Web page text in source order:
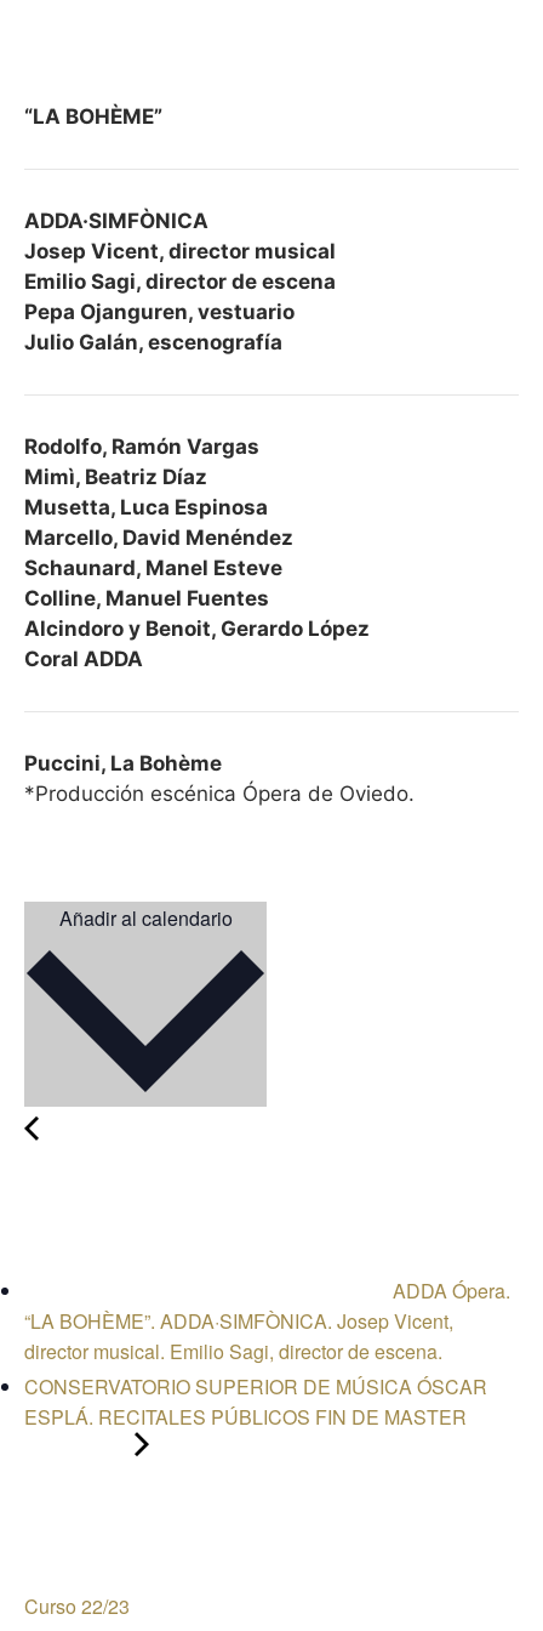
“LA BOHÈME”
ADDA·SIMFÒNICA
Josep Vicent, director musical
Emilio Sagi, director de escena
Pepa Ojanguren, vestuario
Julio Galán, escenografía
Rodolfo, Ramón Vargas
Mimì, Beatriz Díaz
Musetta, Luca Espinosa
Marcello, David Menéndez
Schaunard, Manel Esteve
Colline, Manuel Fuentes
Alcindoro y Benoit, Gerardo López
Coral ADDA
Puccini, La Bohème
*Producción escénica Ópera de Oviedo.
ADDA Ópera.
“LA BOHÈME”. ADDA·SIMFÒNICA. Josep Vicent,
director musical. Emilio Sagi, director de escena.
CONSERVATORIO SUPERIOR DE MÚSICA ÓSCAR
ESPLÁ. RECITALES PÚBLICOS FIN DE MASTER
Curso 22/23